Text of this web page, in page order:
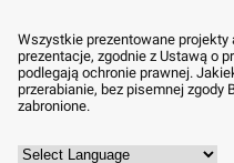
Wszystkie prezentowane
prezentacje, zgodnie z Ustawą o
podlegają ochronie prawnej.
przerabianie, bez pisemnej zgody
zabronione.